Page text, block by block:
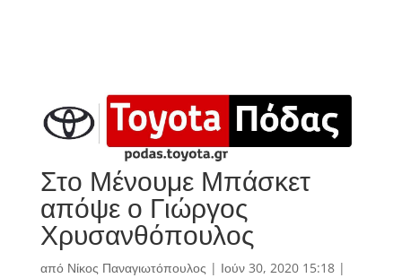
Στο Μένουμε Μπάσκετ
απόψε ο Γιώργος
Χρυσανθόπουλος
από Νίκος Παναγιωτόπουλος | Ιούν 30, 2020 15:18|